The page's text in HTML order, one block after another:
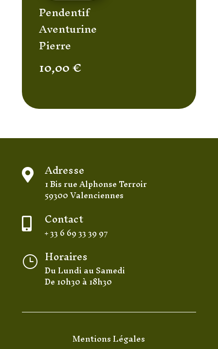
Pendentif
Aventurine
Pierre
10,00€
 Adresse
1 Bis rue Alphonse Terroir
59300 Valenciennes
 Contact
+ 33 6 69 33 39 97
} Horaires
Du Lundi au Samedi
De 10h30 à 18h30
Mentions Légales